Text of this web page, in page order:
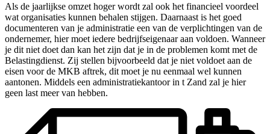
Als de jaarlijkse omzet hoger wordt zal ook het financieel voordeel
wat organisaties kunnen behalen stijgen. Daarnaast is het goed
documenteren van je administratie een van de verplichtingen van de
ondernemer, hier moet iedere bedrijfseigenaar aan voldoen. Wanneer
je dit niet doet dan kan het zijn dat je in de problemen komt met de
Belastingdienst. Zij stellen bijvoorbeeld dat je niet voldoet aan de
eisen voor de MKB aftrek, dit moet je nu eenmaal wel kunnen
aantonen. Middels een administratiekantoor in t Zand zal je hier
geen last meer van hebben.